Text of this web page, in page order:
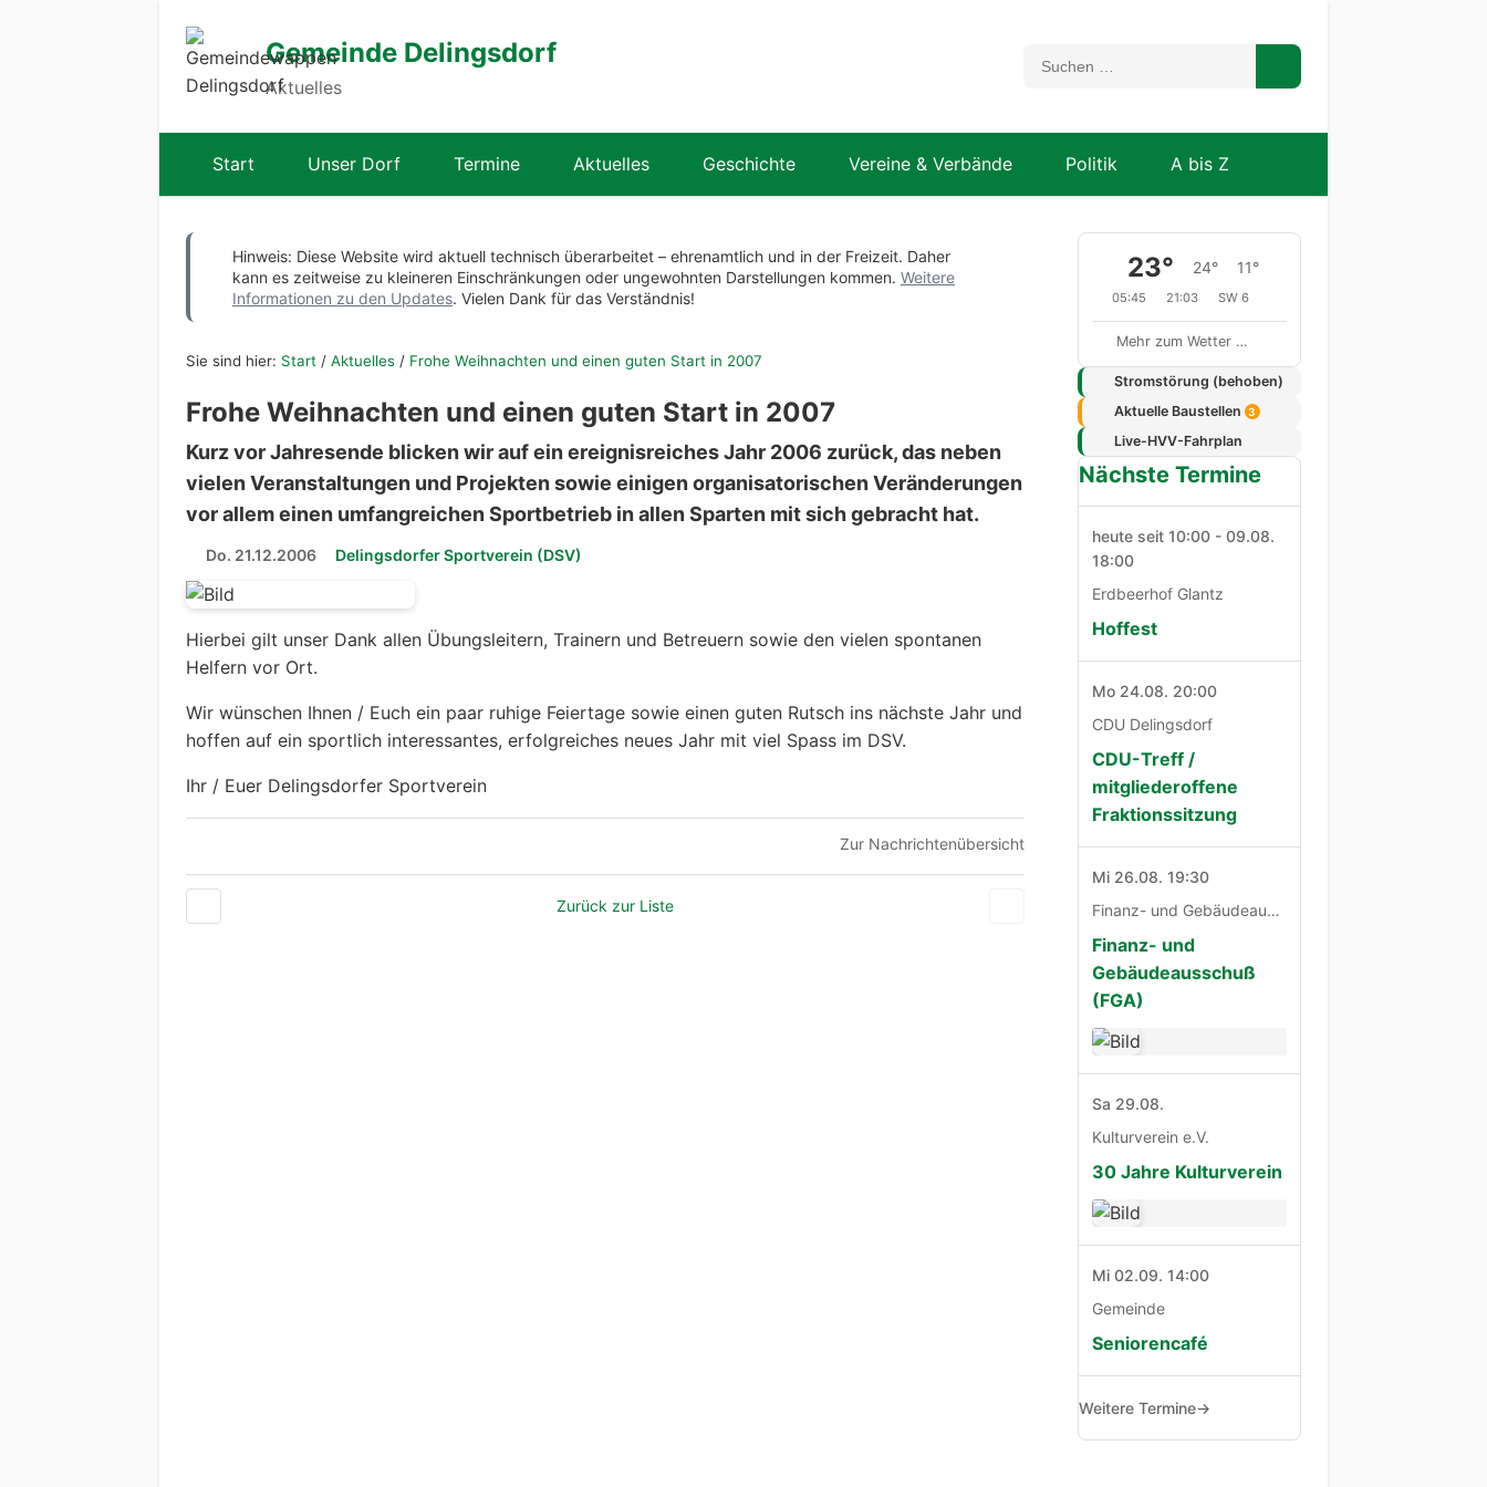
Gemeinde Delingsdorf
Aktuelles
Start Unser Dorf Termine Aktuelles Geschichte Vereine & Verbände Politik A bis Z
Hinweis: Diese Website wird aktuell technisch überarbeitet – ehrenamtlich und in der Freizeit. Daher
kann es zeitweise zu kleineren Einschränkungen oder ungewohnten Darstellungen kommen. Weitere
Informationen zu den Updates. Vielen Dank für das Verständnis!
Sie sind hier: Start / Aktuelles / Frohe Weihnachten und einen guten Start in 2007
Frohe Weihnachten und einen guten Start in 2007
Kurz vor Jahresende blicken wir auf ein ereignisreiches Jahr 2006 zurück, das neben
vielen Veranstaltungen und Projekten sowie einigen organisatorischen Veränderungen
vor allem einen umfangreichen Sportbetrieb in allen Sparten mit sich gebracht hat.
Do. 21.12.2006 Delingsdorfer Sportverein (DSV)
Hierbei gilt unser Dank allen Übungsleitern, Trainern und Betreuern sowie den vielen spontanen
Helfern vor Ort.
Wir wünschen Ihnen / Euch ein paar ruhige Feiertage sowie einen guten Rutsch ins nächste Jahr und
hoffen auf ein sportlich interessantes, erfolgreiches neues Jahr mit viel Spass im DSV.
Ihr / Euer Delingsdorfer Sportverein
Zur Nachrichtenübersicht
Zurück zur Liste
23° 24° 11°
05:45 21:03 SW 6
Mehr zum Wetter …
Stromstörung (behoben)
Aktuelle Baustellen
3
Live-HVV-Fahrplan
Nächste Termine
heute seit 10:00 - 09.08.
18:00
Erdbeerhof Glantz
Hoffest
Mo 24.08. 20:00
CDU Delingsdorf
CDU-Treff /
mitgliederoffene
Fraktionssitzung
Mi 26.08. 19:30
Finanz- und Gebäudeausschuß
Finanz- und
Gebäudeausschuß
(FGA)
Sa 29.08.
Kulturverein e.V.
30 Jahre Kulturverein
Mi 02.09. 14:00
Gemeinde
Seniorencafé
Weitere Termine→